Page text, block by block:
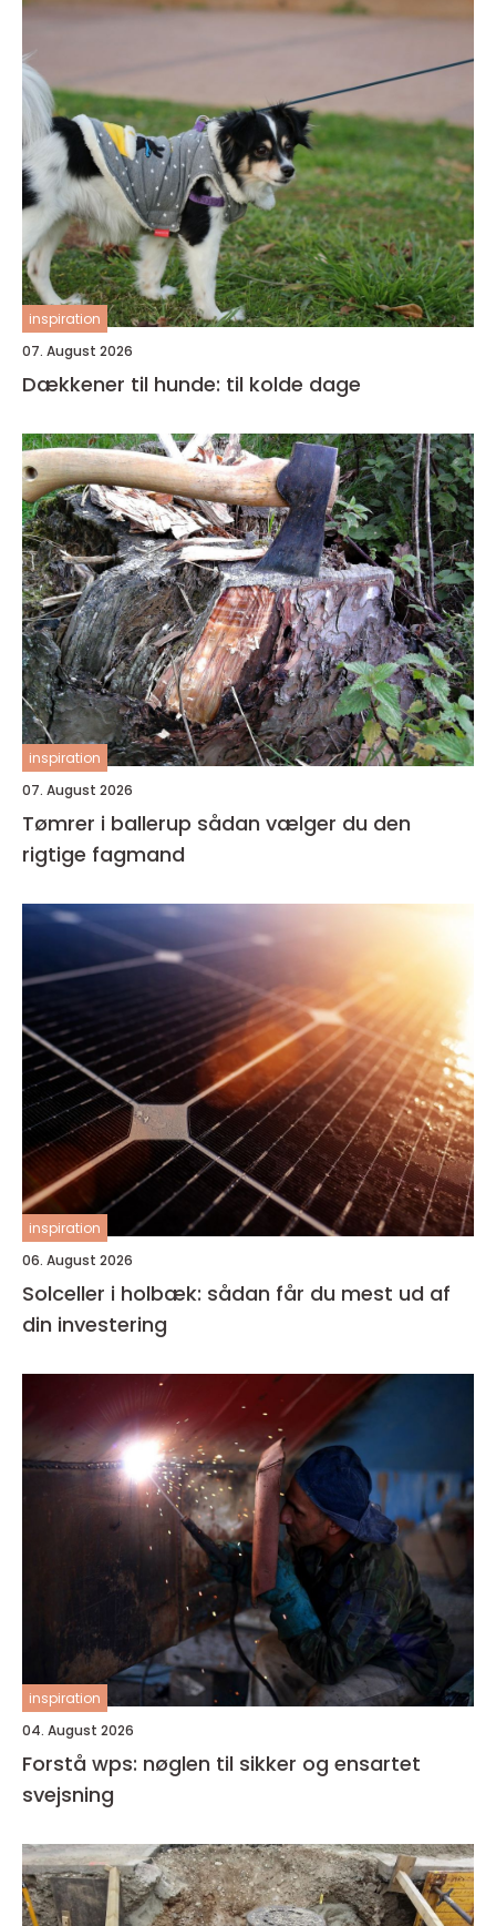
inspiration
07. August 2026
Dækkener til hunde: til kolde dage
inspiration
07. August 2026
Tømrer i ballerup sådan vælger du den
rigtige fagmand
inspiration
06. August 2026
Solceller i holbæk: sådan får du mest ud af
din investering
inspiration
04. August 2026
Forstå wps: nøglen til sikker og ensartet
svejsning